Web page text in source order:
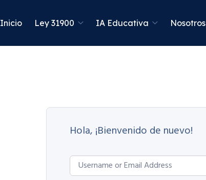
Inicio Ley 31900 IA Educativa Nosotros
Hola, ¡Bienvenido de nuevo!